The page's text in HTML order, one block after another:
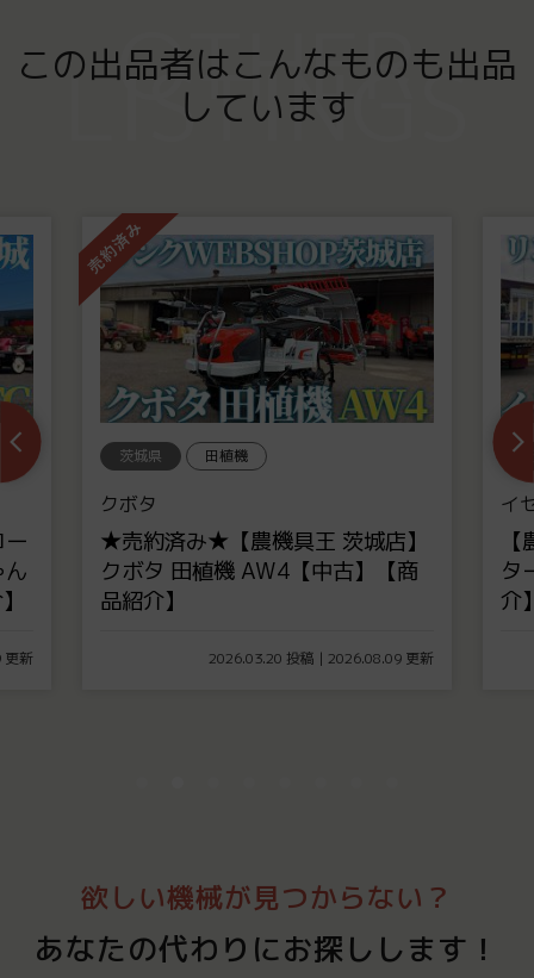
この出品者はこんなものも出品
しています
OTHER
LISTINGS
更新
茨城県 田植機
クボタ
★売約済み★【農機具王 茨城店】
クボタ 田植機 AW4【中古】【商
品紹介】
2026.03.20 投稿 | 2026.08.09 更新
イ
タ
介
欲しい機械が見つからない？
あなたの代わりにお探しします！